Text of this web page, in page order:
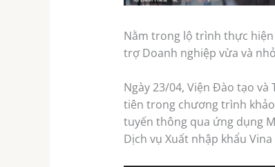
Nằm trong lộ trình thực
trợ Doanh nghiệp vừa và
Ngày 23/04, Viện Đào tạo
tiên trong chương trình
tuyến thông qua ứng dụng
Dịch vụ Xuất nhập khẩu Vina